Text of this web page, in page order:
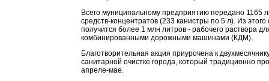
Всего муниципальному предприятию передано 1165
средств-концентратов (233 канистры по 5 л). Из
получится более 1 млн литров¬ рабочего раствора
комбинированными дорожными машинами (КДМ).
Благотворительная акция приурочена к
санитарной очистке города, который традиционно
апреле-мае.